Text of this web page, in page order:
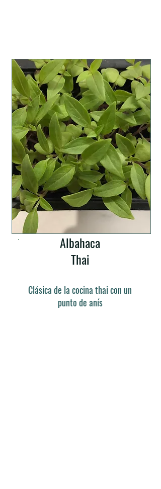
Albahaca
Thai
Clásica de la cocina thai con un
punto de anís